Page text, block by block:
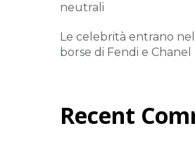
neutrali
Le celebrità entrano
borse di Fendi e Chanel
Recent